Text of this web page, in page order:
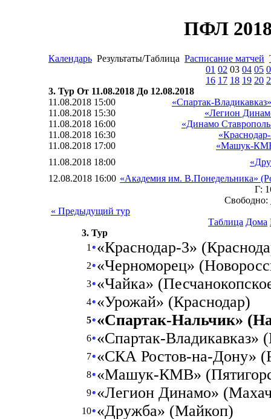
ПФЛ
Календарь Результаты/Таблица Расписание матчей
01 02 03 04 05
16 17 18 19 20
3. Тур От 11.08.2018 До 12.08.2018
11.08.2018 15:00
«Спартак-
11.08.2018 15:30
«Легион
11.08.2018 16:00
«Динамо
11.08.2018 16:30
11.08.2018 17:00
«Машук-
11.08.2018 18:00
12.08.2018 16:00 «Академия им. В.Понедельника»
Г:
Свободно:
« Предыдущий тур
Таблица Дома
3. Тур
1
«Краснодар-3»
2 «Черноморец»
3 «Чайка»
4 «Урожай» (Краснодар)
5 «Спартак-Нальчик»
6 «Спартак-Владикавказ»
7 «СКА Ростов-на-Дону»
8 «Машук-КМВ»
9 «Легион Динамо»
10 «Дружба» (Майкоп)